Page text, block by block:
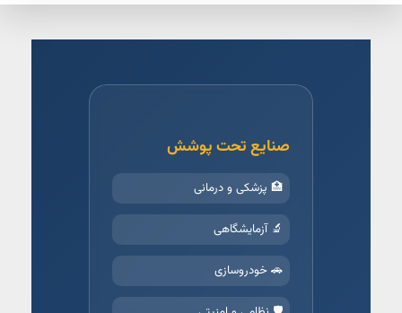
صنایع تحت پوشش
🏥 پزشکی و درمانی
🔬 آزمایشگاهی
🚗 خودروسازی